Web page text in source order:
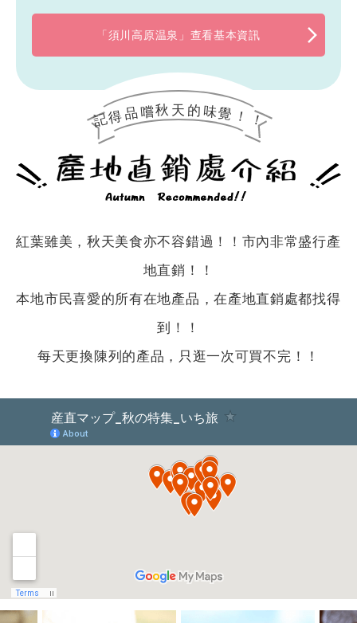
「須川高原温泉」查看基本資訊
記得品嚐秋 天 的 味覺 ！ ！
紅葉雖美，秋天美食亦不容錯過！！市內非常盛行產
地直銷！！
本地市民喜愛的所有在地產品，在產地直銷處都找得
到！！
每天更換陳列的產品，只逛一次可買不完！！